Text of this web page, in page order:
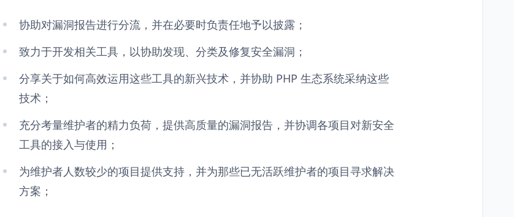
协助对漏洞报告进行分流，并在必要时负责任地予以披露；
致力于开发相关工具，以协助发现、分类及修复安全漏洞；
分享关于如何高效运用这些工具的新兴技术，并协助 PHP 生态系统采纳这些
技术；
充分考量维护者的精力负荷，提供高质量的漏洞报告，并协调各项目对新安全
工具的接入与使用；
为维护者人数较少的项目提供支持，并为那些已无活跃维护者的项目寻求解决
方案；